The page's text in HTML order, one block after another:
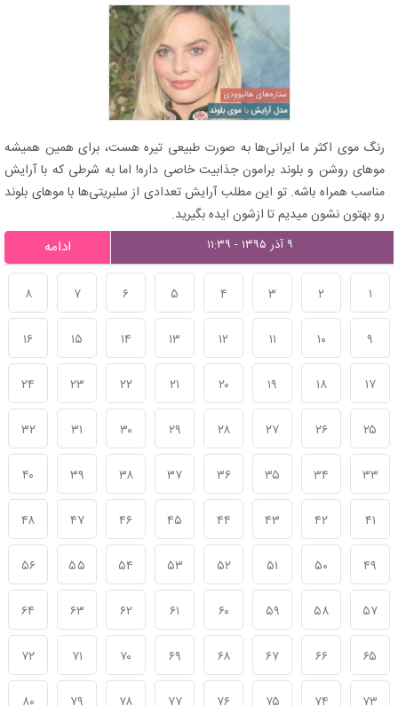
رنگ موی اکثر ما ایرانی‌ها به صورت طبیعی تیره هست، برای همین همیشه
موهای روشن و بلوند برامون جذابیت خاصی داره! اما به شرطی که با آرایش
مناسب همراه باشه. تو این مطلب آرایش تعدادی از سلبریتی‌ها با موهای بلوند
رو بهتون نشون میدیم تا ازشون ایده بگیرید.
۹ آذر ۱۳۹۵ - ۱۱:۳۹ ادامه
۱ ۲ ۳ ۴ ۵ ۶ ۷ ۸
۹ ۱۰ ۱۱ ۱۲ ۱۳ ۱۴ ۱۵ ۱۶
۱۷ ۱۸ ۱۹ ۲۰ ۲۱ ۲۲ ۲۳ ۲۴
۲۵ ۲۶ ۲۷ ۲۸ ۲۹ ۳۰ ۳۱ ۳۲
۳۳ ۳۴ ۳۵ ۳۶ ۳۷ ۳۸ ۳۹ ۴۰
۴۱ ۴۲ ۴۳ ۴۴ ۴۵ ۴۶ ۴۷ ۴۸
۴۹ ۵۰ ۵۱ ۵۲ ۵۳ ۵۴ ۵۵ ۵۶
۵۷ ۵۸ ۵۹ ۶۰ ۶۱ ۶۲ ۶۳ ۶۴
۶۵ ۶۶ ۶۷ ۶۸ ۶۹ ۷۰ ۷۱ ۷۲